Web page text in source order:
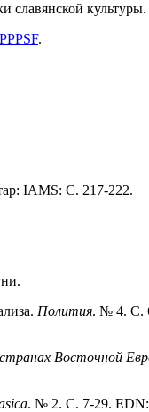
славянской культуры.
.
IAMS: С. 217-222.
Полития. № 4. С.
Восточной
. № 2. С. 7-29. EDN: